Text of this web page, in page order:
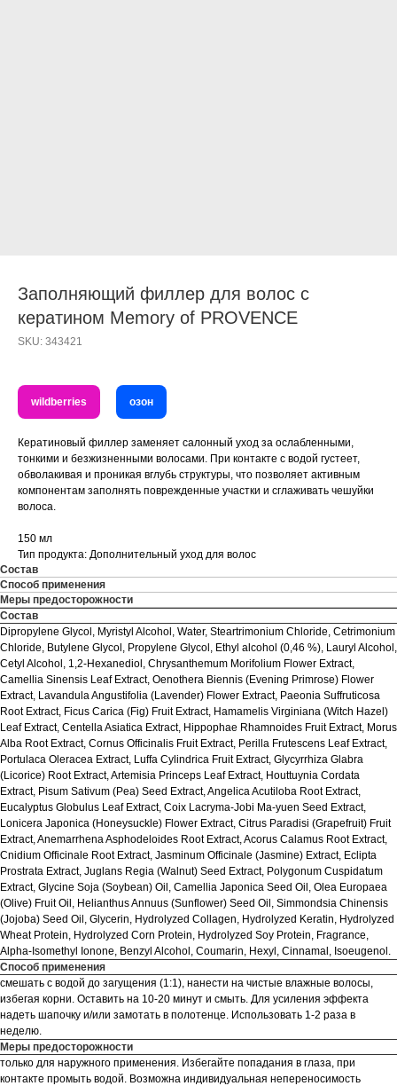
Заполняющий филлер для волос с
кератином Memory of PROVENCE
SKU: 343421
wildberries озон
Кератиновый филлер заменяет салонный уход за ослабленными,
тонкими и безжизненными волосами. При контакте с водой густеет,
обволакивая и проникая вглубь структуры, что позволяет активным
компонентам заполнять поврежденные участки и сглаживать чешуйки
волоса.
150 мл
Тип продукта: Дополнительный уход для волос
Состав
Способ применения
Меры предосторожности
Состав
Dipropylene Glycol, Myristyl Alcohol, Water, Steartrimonium Chloride, Cetrimonium
Chloride, Butylene Glycol, Propylene Glycol, Ethyl alcohol (0,46 %), Lauryl Alcohol,
Cetyl Alcohol, 1,2-Hexanediol, Chrysanthemum Morifolium Flower Extract,
Camellia Sinensis Leaf Extract, Oenothera Biennis (Evening Primrose) Flower
Extract, Lavandula Angustifolia (Lavender) Flower Extract, Paeonia Suffruticosa
Root Extract, Ficus Carica (Fig) Fruit Extract, Hamamelis Virginiana (Witch Hazel)
Leaf Extract, Centella Asiatica Extract, Hippophae Rhamnoides Fruit Extract, Morus
Alba Root Extract, Cornus Officinalis Fruit Extract, Perilla Frutescens Leaf Extract,
Portulaca Oleracea Extract, Luffa Cylindrica Fruit Extract, Glycyrrhiza Glabra
(Licorice) Root Extract, Artemisia Princeps Leaf Extract, Houttuynia Cordata
Extract, Pisum Sativum (Pea) Seed Extract, Angelica Acutiloba Root Extract,
Eucalyptus Globulus Leaf Extract, Coix Lacryma-Jobi Ma-yuen Seed Extract,
Lonicera Japonica (Honeysuckle) Flower Extract, Citrus Paradisi (Grapefruit) Fruit
Extract, Anemarrhena Asphodeloides Root Extract, Acorus Calamus Root Extract,
Cnidium Officinale Root Extract, Jasminum Officinale (Jasmine) Extract, Eclipta
Prostrata Extract, Juglans Regia (Walnut) Seed Extract, Polygonum Cuspidatum
Extract, Glycine Soja (Soybean) Oil, Camellia Japonica Seed Oil, Olea Europaea
(Olive) Fruit Oil, Helianthus Annuus (Sunflower) Seed Oil, Simmondsia Chinensis
(Jojoba) Seed Oil, Glycerin, Hydrolyzed Collagen, Hydrolyzed Keratin, Hydrolyzed
Wheat Protein, Hydrolyzed Corn Protein, Hydrolyzed Soy Protein, Fragrance,
Alpha-Isomethyl Ionone, Benzyl Alcohol, Coumarin, Hexyl, Cinnamal, Isoeugenol.
Способ применения
смешать с водой до загущения (1:1), нанести на чистые влажные волосы,
избегая корни. Оставить на 10-20 минут и смыть. Для усиления эффекта
надеть шапочку и/или замотать в полотенце. Использовать 1-2 раза в
неделю.
Меры предосторожности
только для наружного применения. Избегайте попадания в глаза, при
контакте промыть водой. Возможна индивидуальная непереносимость